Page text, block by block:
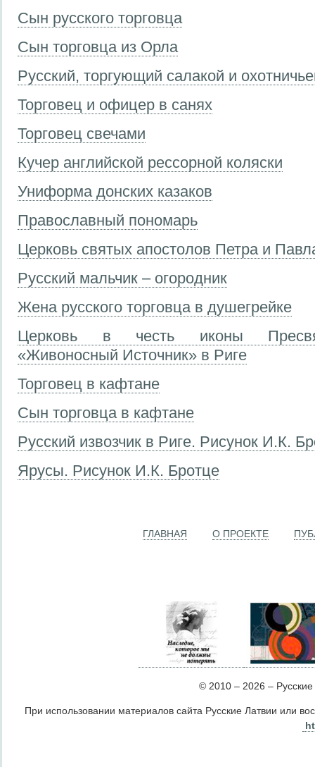
Сын русского торговца
Сын торговца из Орла
Русский, торгующий салакой и
Торговец и офицер в санях
Торговец свечами
Кучер английской рессорной коляски
Униформа донских казаков
Православный пономарь
Церковь святых апостолов Петра и
Русский мальчик – огородник
Жена русского торговца в душегрейке
Церковь в честь иконы
«Живоносный Источник» в Риге
Торговец в кафтане
Сын торговца в кафтане
Русский извозчик в Риге. Рисунок И.К.
Ярусы. Рисунок И.К. Бротце
ГЛАВНАЯ О ПРОЕКТЕ
© 2010 – 2026 –
При использовании материалов сайта Русские Латвии или